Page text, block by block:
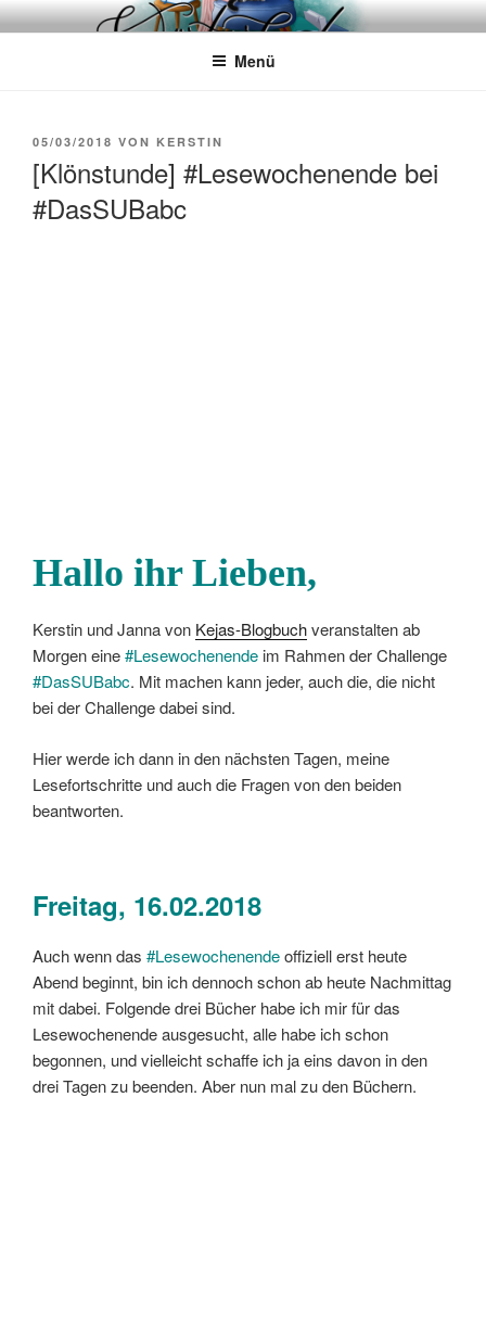
Zum
InhaltWÖRTERKATZE
Von Büchern erzählen
Menü
VERÖFFENTLICHT
05/03/2018 VON KERSTIN
[Klönstunde] #Lesewochenende bei
#DasSUBabc
Hallo ihr Lieben,
Kerstin und Janna von Kejas-Blogbuchveranstalten ab
Morgen eine#Lesewochenende im Rahmen der Challenge
#DasSUBabc. Mit machen kann jeder, auch die, die nicht
bei der Challenge dabei sind.
Hier werde ich dann in den nächsten Tagen, meine
Lesefortschritte und auch die Fragen von den beiden
beantworten.
Freitag, 16.02.2018
Auch wenn das #Lesewochenendeoffiziell erst heute
Abend beginnt, bin ich dennoch schon ab heute Nachmittag
mit dabei. Folgende drei Bücher habe ich mir für das
Lesewochenende ausgesucht, alle habe ich schon
begonnen, und vielleicht schaffe ich ja eins davon in den
drei Tagen zu beenden. Aber nun mal zu den Büchern.